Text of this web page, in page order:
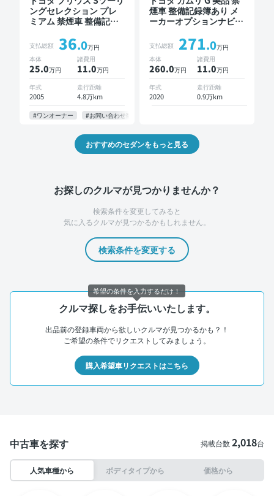
ングセレクション プレ
ミアム 禁煙車 整備記録
ーディオ TV スマートキ
ー ETC バックモニター
支払総額 36.0万円
本体
25.0万円
諸費用
11.0万円
年式
2005
走行距離
4.8万km
#ワンオーナー #お問い合わせ歓迎
煙車 整備記録簿あり メ
ーカーオプションナビ
モニター オートクルー
ズ スマートキー ETC バ
ックモニター ドライブ
レコーダー 衝突軽減
支払総額 271.0万円
本体
260.0万円
諸費用
11.0万円
年式
2020
走行距離
0.9万km
おすすめのセダンをもっと見る
お探しのクルマが見つかりませんか？
検索条件を変更してみると
気に入るクルマが見つかるかもしれません。
検索条件を変更する
クルマ探しをお手伝いいたします。
出品前の登録車両から欲しいクルマが見つかるかも？！
ご希望の条件でリクエストしてみましょう。
購入希望車リクエストはこちら
中古車を探す 掲載台数2,018台
人気車種から ボディタイプから 価格から
希望の条件を入力するだけ！